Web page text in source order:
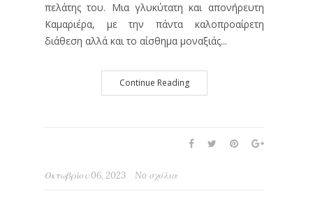
πελάτης του. Μια γλυκύτατη και απονήρευτη
Καμαριέρα, με την πάντα καλοπροαίρετη
διάθεση αλλά και το αίσθημα μοναξιάς...
Continue Reading
Οκτωβρίου 06, 2023 No σχόλια